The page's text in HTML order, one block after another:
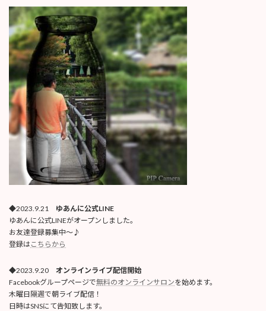
◆2023.9.21 ゆあんに公式LINE
ゆあんに公式LINEがオープンしました。
お友達登録募集中〜♪
登録はこちらから
◆2023.9.20 オンラインライブ配信開始
Facebookグループページで無料のオンラインサロンを始めます。
木曜日隔週で朝ライブ配信！
日時はSNSにて告知致します。